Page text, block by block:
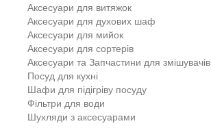
Аксесуари для витяжок
Аксесуари для духових шаф
Аксесуари для мийок
Аксесуари для сортерів
Аксесуари та Запчастини для змішувачів
Посуд для кухні
Шафи для підігріву посуду
Фільтри для води
Шухляди з аксесуарами